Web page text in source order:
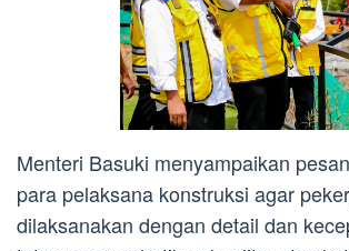
Menteri Basuki menyampaikan
para pelaksana konstruksi agar
dilaksanakan dengan detail dan